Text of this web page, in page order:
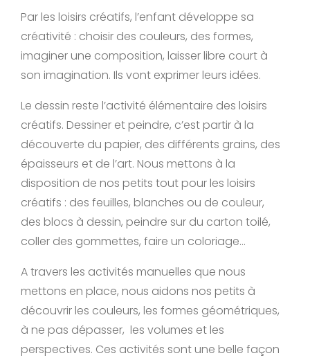
Par les loisirs créatifs, l’enfant développe sa
créativité : choisir des couleurs, des formes,
imaginer une composition, laisser libre court à
son imagination. Ils vont exprimer leurs idées.
Le dessin reste l’activité élémentaire des loisirs
créatifs. Dessiner et peindre, c’est partir à la
découverte du papier, des différents grains, des
épaisseurs et de l’art. Nous mettons à la
disposition de nos petits tout pour les loisirs
créatifs : des feuilles, blanches ou de couleur,
des blocs à dessin, peindre sur du carton toilé,
coller des gommettes, faire un coloriage…
A travers les activités manuelles que nous
mettons en place, nous aidons nos petits à
découvrir les couleurs, les formes géométriques,
à ne pas dépasser, les volumes et les
perspectives. Ces activités sont une belle façon